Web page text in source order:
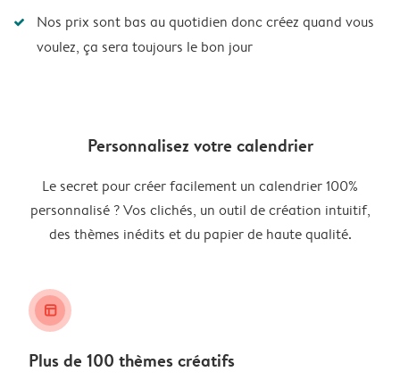
Nos prix sont bas au quotidien donc créez quand vous
voulez, ça sera toujours le bon jour
Personnalisez votre calendrier
Le secret pour créer facilement un calendrier 100%
personnalisé ? Vos clichés, un outil de création intuitif,
des thèmes inédits et du papier de haute qualité.
layout_alt
Plus de 100 thèmes créatifs